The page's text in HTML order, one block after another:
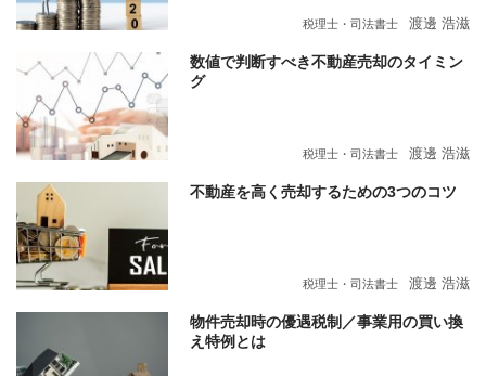
税理士・司法書士 渡邊 浩滋
数値で判断すべき不動産売却のタイミン
グ
税理士・司法書士 渡邊 浩滋
不動産を高く売却するための3つのコツ
税理士・司法書士 渡邊 浩滋
物件売却時の優遇税制／事業用の買い換
え特例とは